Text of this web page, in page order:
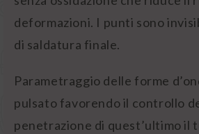
deformazioni. I punti sono
di saldatura finale.
Parametraggio delle forme
pulsato favorendo il controllo
penetrazione di quest’ultimo il